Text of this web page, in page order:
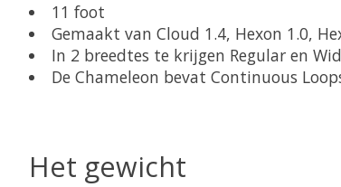
11 foot
Gemaakt van Cloud 1.4, Hexon 1.0,
In 2 breedtes te krijgen Regular en
De Chameleon bevat Continuous
Het gewicht